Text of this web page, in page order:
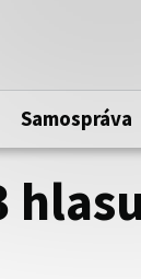
Samospráva